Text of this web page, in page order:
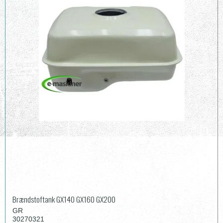
Brændstoftank GX140 GX160 GX200
GR
30270321